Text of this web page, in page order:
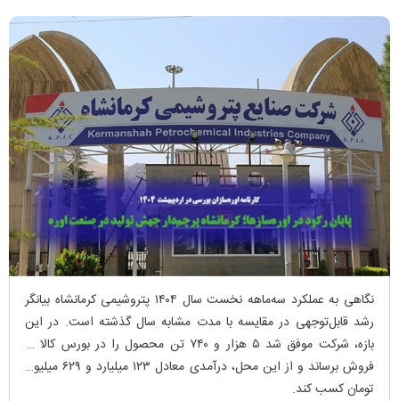
نگاهی به عملکرد سه‌ماهه نخست سال ۱۴۰۴ پتروشیمی کرمانشاه بیانگر
رشد قابل‌توجهی در مقایسه با مدت مشابه سال گذشته است. در این
بازه، شرکت موفق شد ۵ هزار و ۷۴۰ تن محصول را در بورس کالا به
فروش برساند و از این محل، درآمدی معادل ۱۲۳ میلیارد و ۶۲۹ میلیون
تومان کسب کند.